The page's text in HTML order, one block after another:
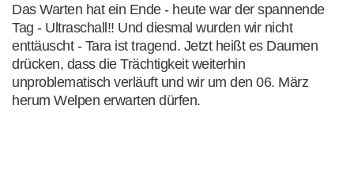
Das Warten hat ein Ende - heute war der spannende
Tag - Ultraschall!! Und diesmal wurden wir nicht
enttäuscht - Tara ist tragend. Jetzt heißt es Daumen
drücken, dass die Trächtigkeit weiterhin
unproblematisch verläuft und wir um den 06. März
herum Welpen erwarten dürfen.